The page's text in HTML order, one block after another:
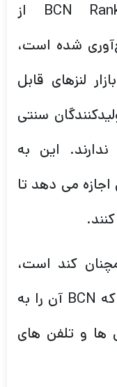
داده‌هایی که توسط BCN Ranking از
شده است،
لنزهای قابل
سنتی
این به
اجازه می دهد تا
کند است،
لنزها هنوز خوب کار می کنند – که BCN آن را به
ها و تلفن های